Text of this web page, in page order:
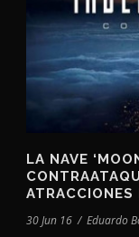
LA NAVE
ATRACCIONES
30 Jun 16 / Eduardo